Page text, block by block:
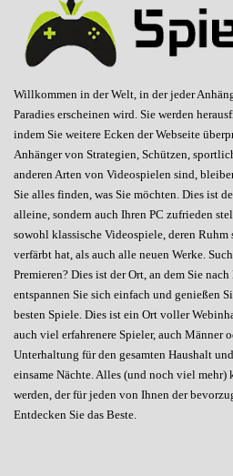
Willkommen in der Welt, in der jeder
Paradies erscheinen wird. Sie werden
indem Sie weitere Ecken der Webseite
Anhänger von Strategien, Schützen,
anderen Arten von Videospielen sind,
Sie alles finden, was Sie möchten. Dies ist
alleine, sondern auch Ihren PC zufrieden
sowohl klassische Videospiele, deren
verfärbt hat, als auch alle neuen Werke.
Premieren? Dies ist der Ort, an dem Sie
entspannen Sie sich einfach und genießen
besten Spiele. Dies ist ein Ort voller
auch viel erfahrenere Spieler, auch Männer
Unterhaltung für den gesamten Haushalt
einsame Nächte. Alles (und noch viel mehr)
werden, der für jeden von Ihnen der
Entdecken Sie das Beste.